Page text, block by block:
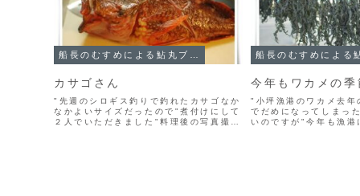
カサゴさん
"先週のシロギス釣りで釣れたカサゴなか
なかよいサイズだったので"煮付けにして
２人でいただきました"料理後の写真撮り
今年もワカメの
"小坪漁港のワカメ去年
でだめになってしまっ
いのですが"今年も漁港